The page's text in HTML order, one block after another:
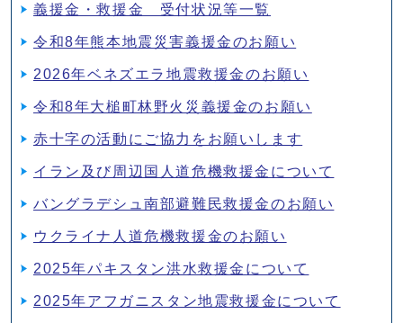
義援金・救援金 受付状況等一覧
令和8年熊本地震災害義援金のお願い
2026年ベネズエラ地震救援金のお願い
令和8年大槌町林野火災義援金のお願い
赤十字の活動にご協力をお願いします
イラン及び周辺国人道危機救援金について
バングラデシュ南部避難民救援金のお願い
ウクライナ人道危機救援金のお願い
2025年パキスタン洪水救援金について
2025年アフガニスタン地震救援金について